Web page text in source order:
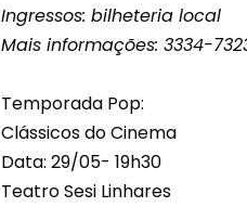
Ingressos: bilheteria local
Mais informações: 3334-
Temporada Pop:
Clássicos do Cinema
Data: 29/05- 19h30
Teatro Sesi Linhares